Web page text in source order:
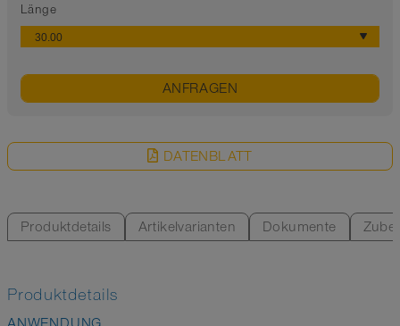
Länge
ANFRAGEN
DATENBLATT
Produktdetails Artikelvarianten Dokumente
Produktdetails